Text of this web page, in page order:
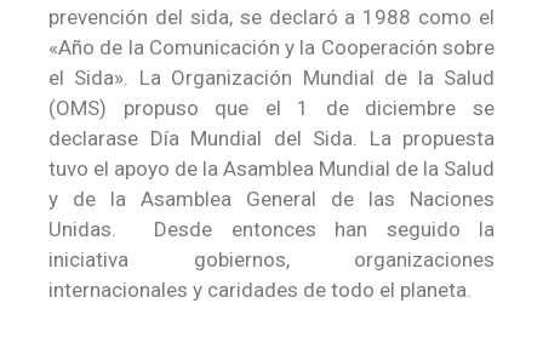
prevención del sida, se declaró a 1988 como el
«Año de la Comunicación y la Cooperación sobre
el Sida». La Organización Mundial de la Salud
(OMS) propuso que el 1 de diciembre se
declarase Día Mundial del Sida. La propuesta
tuvo el apoyo de la Asamblea Mundial de la Salud
y de la Asamblea General de las Naciones
Unidas. ​ Desde entonces han seguido la
iniciativa gobiernos, organizaciones
internacionales y caridades de todo el planeta.